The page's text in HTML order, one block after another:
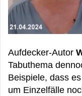
Aufdecker-Autor
Tabuthema
Beispiele, dass
um Einzelfälle